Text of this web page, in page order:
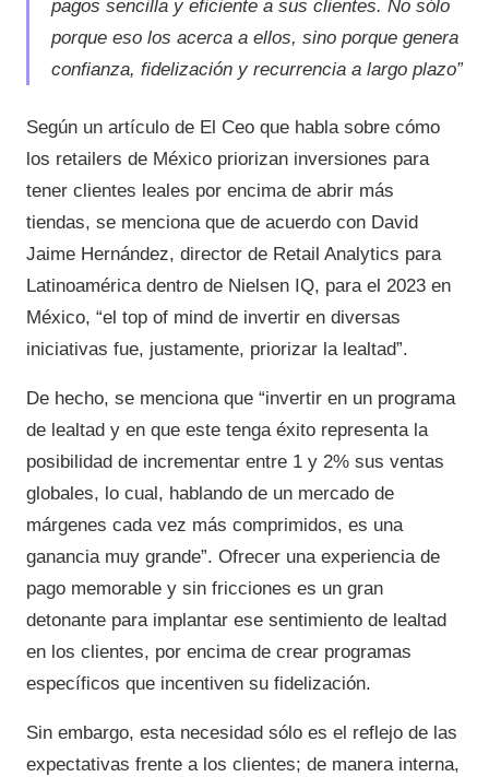
pagos sencilla y eficiente a sus clientes. No sólo
porque eso los acerca a ellos, sino porque genera
confianza, fidelización y recurrencia a largo plazo”
Según un artículo de El Ceo que habla sobre cómo
los retailers de México priorizan inversiones para
tener clientes leales por encima de abrir más
tiendas, se menciona que de acuerdo con David
Jaime Hernández, director de Retail Analytics para
Latinoamérica dentro de Nielsen IQ, para el 2023 en
México, “el top of mind de invertir en diversas
iniciativas fue, justamente, priorizar la lealtad”.
De hecho, se menciona que “invertir en un programa
de lealtad y en que este tenga éxito representa la
posibilidad de incrementar entre 1 y 2% sus ventas
globales, lo cual, hablando de un mercado de
márgenes cada vez más comprimidos, es una
ganancia muy grande”. Ofrecer una experiencia de
pago memorable y sin fricciones es un gran
detonante para implantar ese sentimiento de lealtad
en los clientes, por encima de crear programas
específicos que incentiven su fidelización.
Sin embargo, esta necesidad sólo es el reflejo de las
expectativas frente a los clientes; de manera interna,